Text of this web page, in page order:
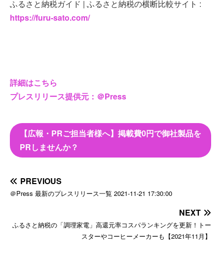
ふるさと納税ガイド | ふるさと納税の横断比較サイト :
https://furu-sato.com/
詳細はこちら
プレスリリース提供元：＠Press
【広報・PRご担当者様へ】掲載費0円で御社製品を
PRしませんか？
PREVIOUS
＠Press 最新のプレスリリース一覧 2021-11-21 17:30:00
NEXT
ふるさと納税の「調理家電」高還元率コスパランキングを更新！トー
スターやコーヒーメーカーも【2021年11月】